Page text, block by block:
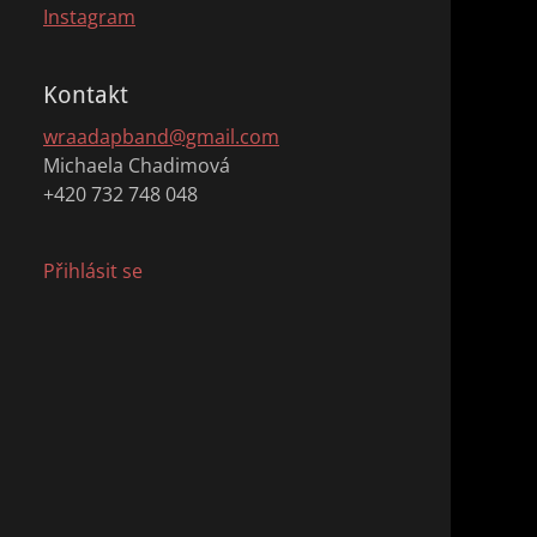
Instagram
Kontakt
wraadapband@gmail.com
Michaela Chadimová
+420 732 748 048
Přihlásit se